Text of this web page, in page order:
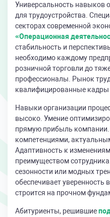
Универсальность навыков
для трудоустройства.
секторах современной
«Операционная
стабильность и
необходимо каждому
розничной торговли до
профессионалы. Рынок
квалифицированные кадры
Навыки организации
высоко. Умение
прямую прибыль
компетенциями,
Адаптивность к
преимуществом
сезонности или модных
обеспечивает уверенность
строится на прочном
Абитуриенты, решившие